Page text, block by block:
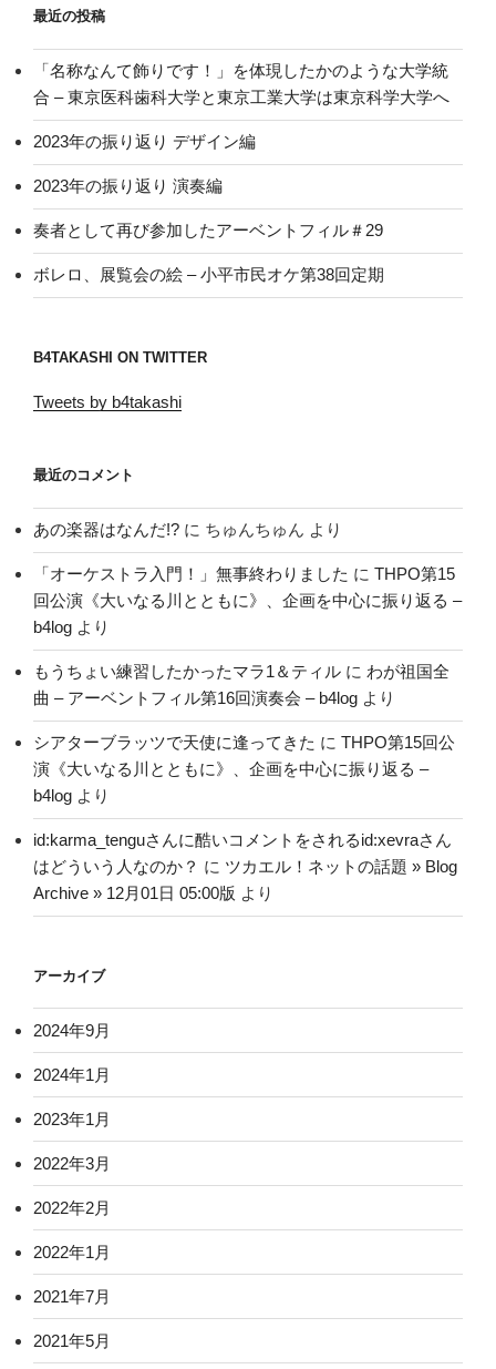
最近の投稿
「名称なんて飾りです！」を体現したかのような大学統
合 – 東京医科歯科大学と東京工業大学は東京科学大学へ
2023年の振り返り デザイン編
2023年の振り返り 演奏編
奏者として再び参加したアーベントフィル＃29
ボレロ、展覧会の絵 – 小平市民オケ第38回定期
B4TAKASHI ON TWITTER
Tweets by b4takashi
最近のコメント
あの楽器はなんだ!? に ちゅんちゅん より
「オーケストラ入門！」無事終わりました に THPO第15
回公演《大いなる川とともに》、企画を中心に振り返る –
b4log より
もうちょい練習したかったマラ1＆ティル に わが祖国全
曲 – アーベントフィル第16回演奏会 – b4log より
シアターブラッツで天使に逢ってきた に THPO第15回公
演《大いなる川とともに》、企画を中心に振り返る –
b4log より
id:karma_tenguさんに酷いコメントをされるid:xevraさん
はどういう人なのか？ に ツカエル！ネットの話題 » Blog
Archive » 12月01日 05:00版 より
アーカイブ
2024年9月
2024年1月
2023年1月
2022年3月
2022年2月
2022年1月
2021年7月
2021年5月